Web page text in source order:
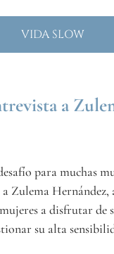
VIDA SLOW
a
para muchas
Zulema Hernández,
a disfrutar de
su alta